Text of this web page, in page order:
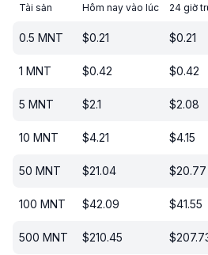
Tài sản Hôm nay vào lúc 24 giờ
0.5 MNT $0.21 $0.21
1 MNT $0.42 $0.42
5 MNT $2.1 $2.08
10 MNT $4.21 $4.15
50 MNT $21.04 $20.77
100 MNT $42.09 $41.55
500 MNT $210.45 $